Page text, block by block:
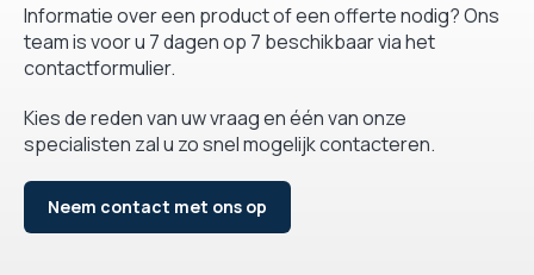
Informatie over een product of een offerte nodig? Ons
team is voor u 7 dagen op 7 beschikbaar via het
contactformulier.
Kies de reden van uw vraag en één van onze
specialisten zal u zo snel mogelijk contacteren.
Neem contact met ons op